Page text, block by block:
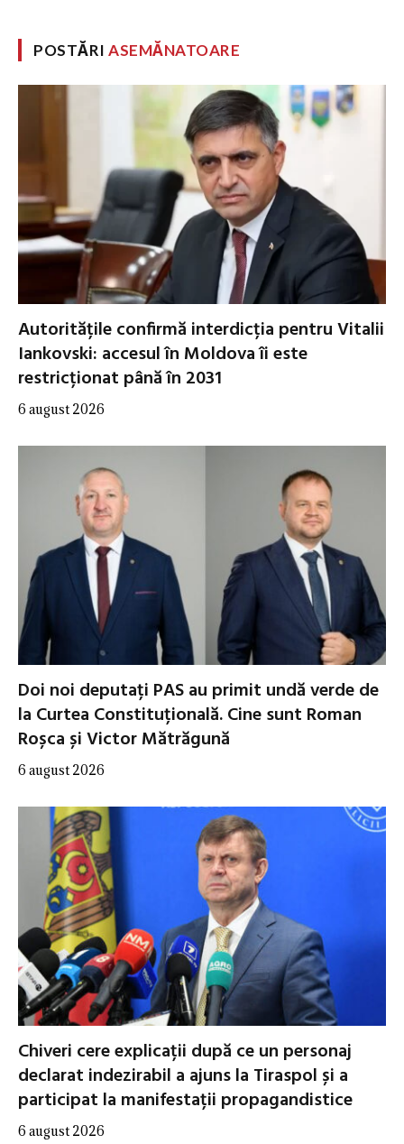
POSTĂRIASEMĂNATOARE
Autoritățile confirmă interdicția pentru Vitalii
Iankovski: accesul în Moldova îi este
restricționat până în 2031
6 august 2026
Doi noi deputați PAS au primit undă verde de
la Curtea Constituțională. Cine sunt Roman
Roșca și Victor Mătrăgună
6 august 2026
Chiveri cere explicații după ce un personaj
declarat indezirabil a ajuns la Tiraspol și a
participat la manifestații propagandistice
6 august 2026